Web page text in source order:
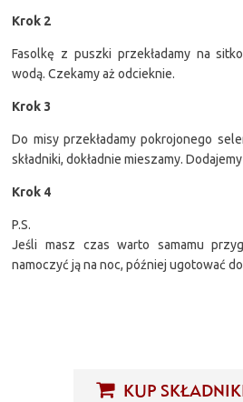
KUP
Krok 2
Fasolkę z puszki przekładamy na
wodą. Czekamy aż odcieknie.
Krok 3
Do misy przekładamy pokrojonego
składniki, dokładnie mieszamy.
Krok 4
P.S.
Jeśli masz czas warto samamu
namoczyć ją na noc, później ugotować